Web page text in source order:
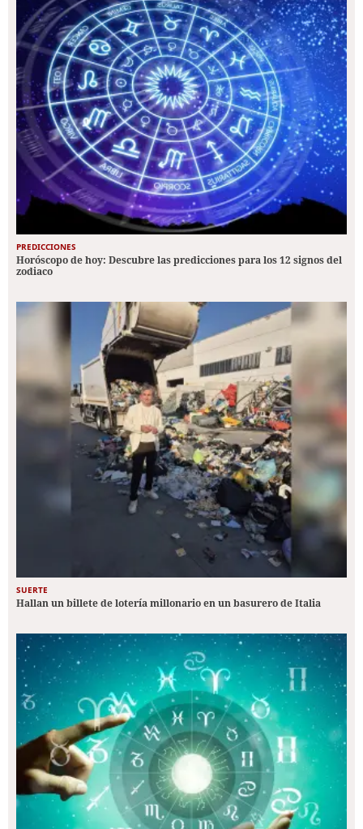
PREDICCIONES
Horóscopo de hoy: Descubre las predicciones para los 12 signos del
zodiaco
SUERTE
Hallan un billete de lotería millonario en un basurero de Italia